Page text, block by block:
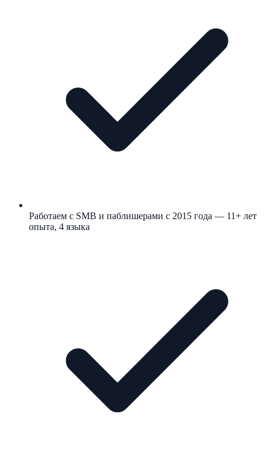
Работаем с SMB и паблишерами с 2015 года — 11+ лет
опыта, 4 языка